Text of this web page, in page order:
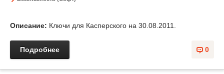
Описание: Ключи для Касперского на 30.08.2011.
0
Подробнее